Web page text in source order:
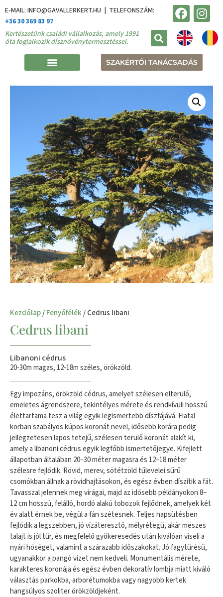
E-MAIL: INFO@GAVALLERKERT.HU | TELEFONSZÁM:
+36 30 369 83 97
Kertészetünk családi vállalkozás, amely 1991
óta foglalkozik dísznövénytermesztéssel.
SZAKÉRTŐI TANÁCSADÁS
Kezdőlap/Fenyőfélék/ Cedrus libani
Cedrus libani
Libanoni cédrus
20-30m magas, 12-18m széles, örökzöld.
Egy impozáns, örökzöld cédrus, amelyet szélesen elterülő,
emeletes ágrendszere, tekintélyes mérete és rendkívüli hosszú
élettartama tesz a világ egyik legismertebb díszfájává. Fiatal
korban szabályos kúpos koronát nevel, idősebb korára pedig
jellegzetesen lapos tetejű, szélesen terülő koronát alakít ki,
amely a libanoni cédrus egyik legfőbb ismertetőjegye. Kifejlett
állapotban általában 20–30 méter magasra és 12–18 méter
szélesre fejlődik. Rövid, merev, sötétzöld tűlevelei sűrű
csomókban állnak a rövidhajtásokon, és egész évben díszítik a fát.
Tavasszal jelennek meg virágai, majd az idősebb példányokon 8–
12 cm hosszú, felálló, hordó alakú tobozok fejlődnek, amelyek két
év alatt érnek be, végül a fán szétesnek. Teljes napsütésben
fejlődik a legszebben, jó vízáteresztő, mélyrétegű, akár meszes
talajt is jól tűr, és megfelelő gyökeresedés után kiválóan viseli a
nyári hőséget, valamint a szárazabb időszakokat. Jó fagytűrésű,
ugyanakkor a pangó vizet nem kedveli. Monumentális mérete,
karakteres koronája és egész évben dekoratív lombja miatt kiváló
választás parkokba, arborétumokba vagy nagyobb kertek
hangsúlyos szoliter örökzöldjeként.